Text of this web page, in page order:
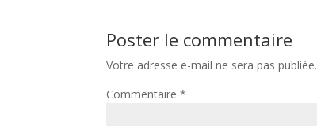
Poster le commentaire
Votre adresse e-mail ne sera pas publiée.
Commentaire*